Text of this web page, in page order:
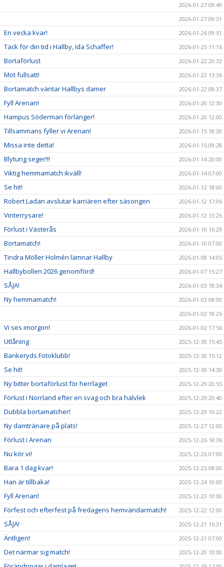
2026-01-27 09:49
2026-01-27 09:31
En vecka kvar! 2026-01-26 09:51
Tack för din tid i Hallby, Ida Schaffer! 2026-01-23 11:16
Bortaförlust 2026-01-22 20:32
Mot fullsatt! 2026-01-22 13:36
Bortamatch väntar Hallbys damer 2026-01-22 08:37
Fyll Arenan! 2026-01-20 12:30
Hampus Söderman förlänger! 2026-01-20 12:00
Tillsammans fyller vi Arenan! 2026-01-15 18:30
Missa inte detta! 2026-01-15 09:28
Blytung seger!!! 2026-01-14 20:00
Viktig hemmamatch ikväll! 2026-01-14 07:00
Se hit! 2026-01-12 18:00
Robert Ladan avslutar karriären efter säsongen 2026-01-12 17:06
Vinterrysare! 2026-01-12 13:26
Förlust i Västerås 2026-01-10 16:29
Bortamatch! 2026-01-10 07:00
Tindra Möller Holmén lämnar Hallby 2026-01-08 14:05
Hallbybollen 2026 genomförd! 2026-01-07 15:27
SÅJA! 2026-01-03 18:34
Ny hemmamatch!
2026-01-03 08:00
2026-01-02 18:26
Vi ses imorgon! 2026-01-02 17:56
Utlåning 2025-12-30 15:45
Bankeryds Fotoklubb! 2025-12-30 15:12
Se hit! 2025-12-30 14:30
Ny bitter bortaförlust för herrlaget 2025-12-29 20:55
Förlust i Norrland efter en svag och bra halvlek 2025-12-29 20:40
Dubbla bortamatcher! 2025-12-29 10:22
Ny damtränare på plats! 2025-12-27 12:00
Förlust i Arenan 2025-12-26 18:36
Nu kör vi! 2025-12-26 07:00
Bara 1 dag kvar! 2025-12-25 08:00
Han är tillbaka! 2025-12-24 10:00
Fyll Arenan! 2025-12-23 10:00
Förfest och efterfest på fredagens hemvändarmatch! 2025-12-22 12:00
SÅJA! 2025-12-21 16:31
Äntligen! 2025-12-21 07:00
Det närmar sig match! 2025-12-20 10:00